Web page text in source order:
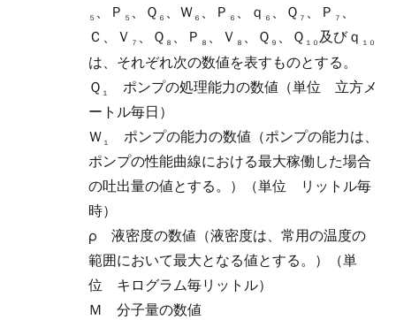
５ 、Ｐ ５ 、Ｑ ６ 、Ｗ ６ 、Ｐ ６ 、ｑ ６ 、Ｑ ７ 、Ｐ ７ 、
Ｃ、Ｖ ７ 、Ｑ ８ 、Ｐ ８ 、Ｖ ８ 、Ｑ ９ 、Ｑ １０ 及びｑ １０
は、それぞれ次の数値を表すものとする。
Ｑ １
ポンプの処理能力の数値（単位 立方メ
ートル毎日）
Ｗ １
ポンプの能力の数値（ポンプの能力は、
ポンプの性能曲線における最大稼働した場合
の吐出量の値とする。）（単位 リットル毎
時）
ρ
液密度の数値（液密度は、常用の温度の
範囲において最大となる値とする。）（単
位 キログラム毎リットル）
Ｍ
分子量の数値